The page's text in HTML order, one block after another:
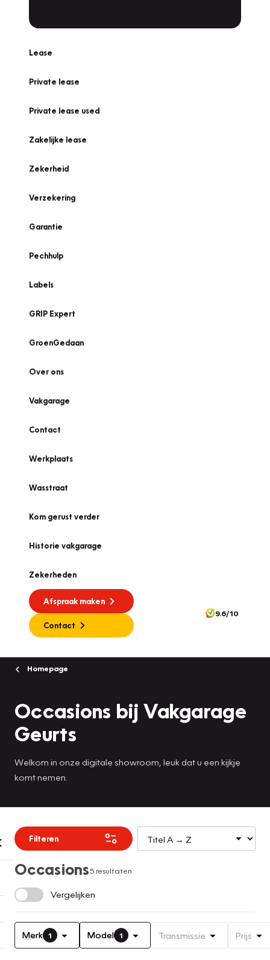
Lease
Private lease
Private lease used
Zakelijke lease
Zekerheid
Verzekering
Garantie
Pechhulp
Labels
GRIP Expert
GroenGedaan
Over ons
Vakgarage
Contact
Werkplaats
Wasstraat
Kom gerust verder
Historie vakgarage
Zekerheden
Afspraak maken
Contact
9.6/10
Homepage
Occasions bij Vakgarage
Geurts
Welkom in onze digitale showroom, leuk dat u een kijkje
komt nemen.
Filteren
Occasions5 resultaten
Vergelijken
Merk 1 Model 1 Transmissie Prijs